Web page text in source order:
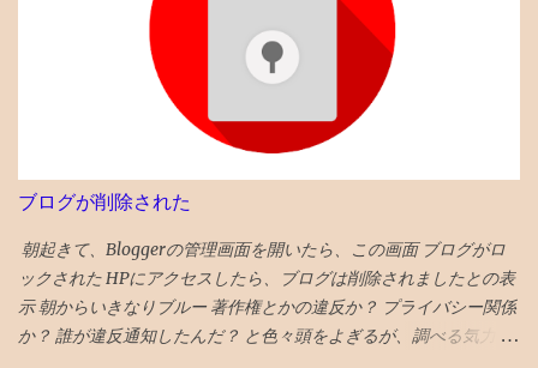
試は難化するので頭打ちだった層が高偏差値出しやすくなるとい
うのも定説なので、前期67と68の差は大きいかも タイトルへの回
答としては、「偏差値１上がる」です。 ◆6年前期平均偏差値が
68以上だった者の後期平均偏差値 73→74 72→73 71→73 70→73
70→70 69→72 69→70 68→72 68→72 68→70 68→69 68→69 ◆6
年前期平均偏差値67の人の6年後期の平均偏差値の実例 67→70
67→69 67→68 67→68 67→68 67→68 67→67 67→67 67→67
67→67 67→67 昔塾から得た無作為抽出データです。例年こんな感
じかと 「 4年夏入塾偏差値42から1年間で成績どうなるか」 へ
ブログが削除された
朝起きて、Bloggerの管理画面を開いたら、この画面 ブログがロ
ックされた HPにアクセスしたら、ブログは削除されましたとの表
示 朝からいきなりブルー 著作権とかの違反か？ プライバシー関係
か？ 誰が違反通知したんだ？ と色々頭をよぎるが、調べる気力が